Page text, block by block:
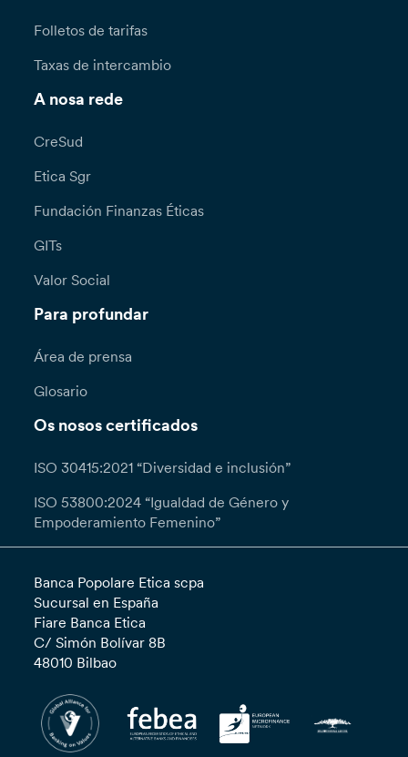
Folletos de tarifas
Taxas de intercambio
A nosa rede
CreSud
Etica Sgr
Fundación Finanzas Éticas
GITs
Valor Social
Para profundar
Área de prensa
Glosario
Os nosos certificados
ISO 30415:2021 “Diversidad e inclusión”
ISO 53800:2024 “Igualdad de Género y
Empoderamiento Femenino”
Banca Popolare Etica scpa
Sucursal en España
Fiare Banca Etica
C/ Simón Bolívar 8B
48010 Bilbao